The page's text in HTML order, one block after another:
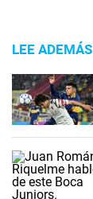
LEE ADEMÁS